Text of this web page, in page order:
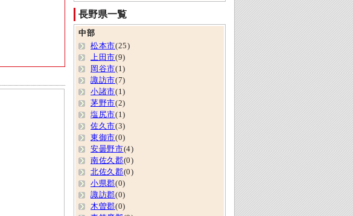
長野県一覧
中部
松本市(25)
上田市(9)
岡谷市(1)
諏訪市(7)
小諸市(1)
茅野市(2)
塩尻市(1)
佐久市(3)
東御市(0)
安曇野市(4)
南佐久郡(0)
北佐久郡(0)
小県郡(0)
諏訪郡(0)
木曽郡(0)